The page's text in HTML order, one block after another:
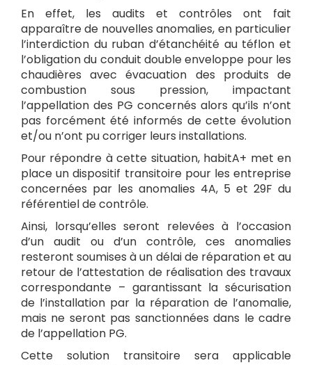
En effet, les audits et contrôles ont fait
apparaître de nouvelles anomalies, en particulier
l’interdiction du ruban d’étanchéité au téflon et
l’obligation du conduit double enveloppe pour les
chaudières avec évacuation des produits de
combustion sous pression, impactant
l’appellation des PG concernés alors qu’ils n’ont
pas forcément été informés de cette évolution
et/ou n’ont pu corriger leurs installations.
Pour répondre à cette situation, habitA+ met en
place un dispositif transitoire pour les entreprise
concernées par les anomalies 4A, 5 et 29F du
référentiel de contrôle.
Ainsi, lorsqu’elles seront relevées à l’occasion
d’un audit ou d’un contrôle, ces anomalies
resteront soumises à un délai de réparation et au
retour de l’attestation de réalisation des travaux
correspondante – garantissant la sécurisation
de l’installation par la réparation de l’anomalie,
mais ne seront pas sanctionnées dans le cadre
de l’appellation PG.
Cette solution transitoire sera applicable